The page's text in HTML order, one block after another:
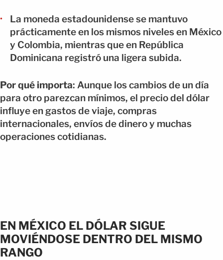
La moneda estadounidense se mantuvo
prácticamente en los mismos niveles en México
y Colombia, mientras que en República
Dominicana registró una ligera subida.
Por qué importa: Aunque los cambios de un día
para otro parezcan mínimos, el precio del dólar
influye en gastos de viaje, compras
internacionales, envíos de dinero y muchas
operaciones cotidianas.
EN MÉXICO EL DÓLAR SIGUE
MOVIÉNDOSE DENTRO DEL MISMO
RANGO